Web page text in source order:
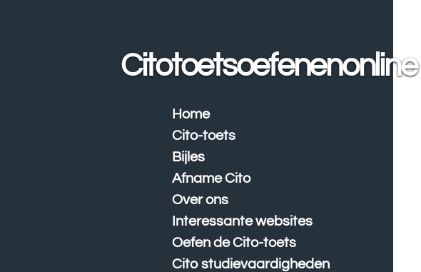
Citotoetsoefenenonline
Home
Cito-toets
Bijles
Afname Cito
Over ons
Interessante websites
Oefen de Cito-toets
Cito studievaardigheden